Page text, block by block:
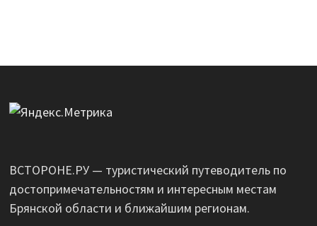
ВСТОРОНЕ.РУ — туристический путеводитель по
достопримечательностям и интересным местам
Брянской области и ближайшим регионам.